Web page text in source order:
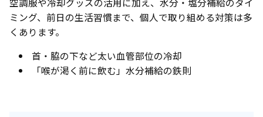
ミング、前日の生活習慣まで、個人で取り組める対策は多
くあります。
首・脇の下など太い血管部位の冷却
「喉が渇く前に飲む」水分補給の鉄則